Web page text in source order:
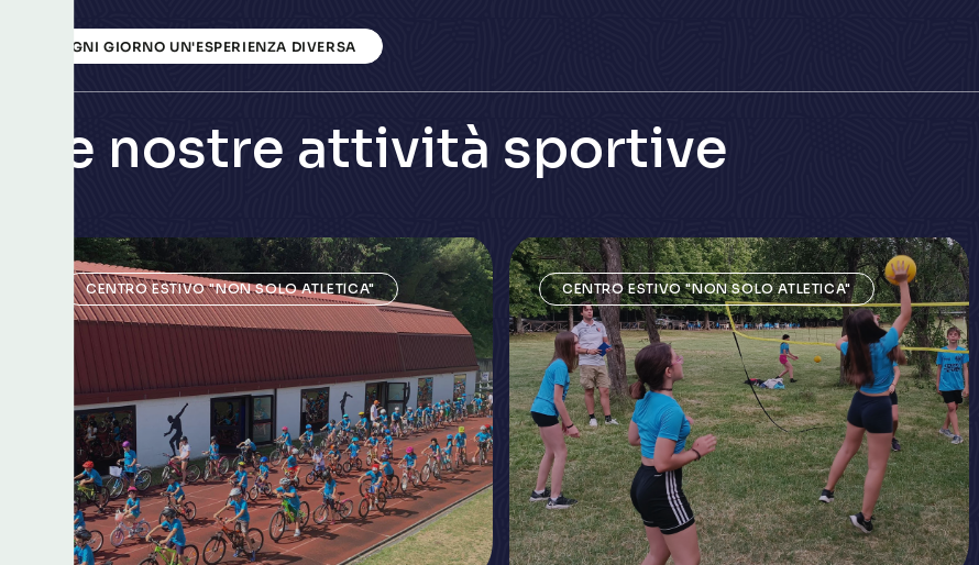
OGNI GIORNO UN'ESPERIENZA DIVERSA
e nostre attività sportive
CENTRO ESTIVO "NON SOLO ATLETICA" CENTRO ESTIVO "NON SOLO ATLETICA"